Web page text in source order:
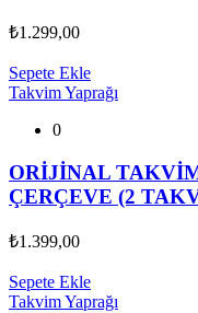
₺1.299,00
Sepete Ekle
Takvim Yaprağı
0
ORİJİNAL
ÇERÇEVE (2
₺1.399,00
Sepete Ekle
Takvim Yaprağı